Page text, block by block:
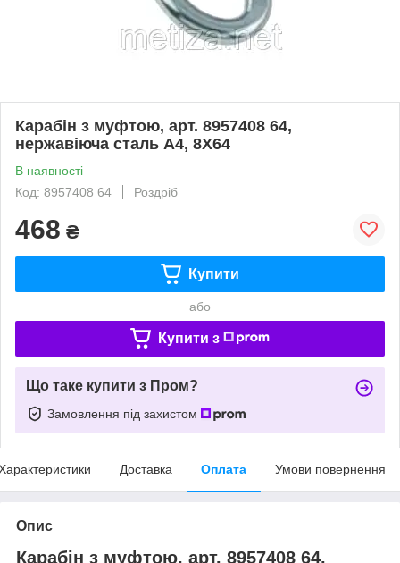
Карабін з муфтою, арт. 8957408 64,
нержавіюча сталь А4, 8X64
В наявності
Код: 8957408 64
Роздріб
468 ₴
Купити
або
Купити з
Що таке купити з Пром?
Замовлення під захистом
Доставка Оплата Умови повернення
Опис
Карабін з муфтою, арт. 8957408 64,